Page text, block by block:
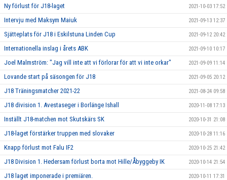
Ny förlust för J18-laget 2021-10-03 17:52
Intervju med Maksym Maiuk 2021-09-13 12:37
Sjätteplats för J18 i Eskilstuna Linden Cup 2021-09-12 20:42
Internationella inslag i årets ABK 2021-09-10 10:17
Joel Malmström: "Jag vill inte att vi förlorar för att vi inte orkar" 2021-09-09 11:14
Lovande start på säsongen för J18 2021-09-05 20:12
J18 Träningsmatcher 2021-22 2021-08-24 09:58
J18 division 1. Avestaseger i Borlänge Ishall 2020-11-08 17:13
Inställt J18-matchen mot Skutskärs SK 2020-10-31 21:08
J18-laget förstärker truppen med slovaker 2020-10-28 11:16
Knapp förlust mot Falu IF2 2020-10-25 21:42
J18 Division 1. Hedersam förlust borta mot Hille/Åbyggeby IK 2020-10-14 21:54
J18 laget imponerade i premiären. 2020-10-11 17:31